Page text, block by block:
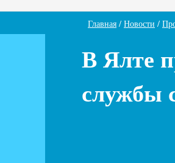
Главная / Новости /
В Ялте
службы